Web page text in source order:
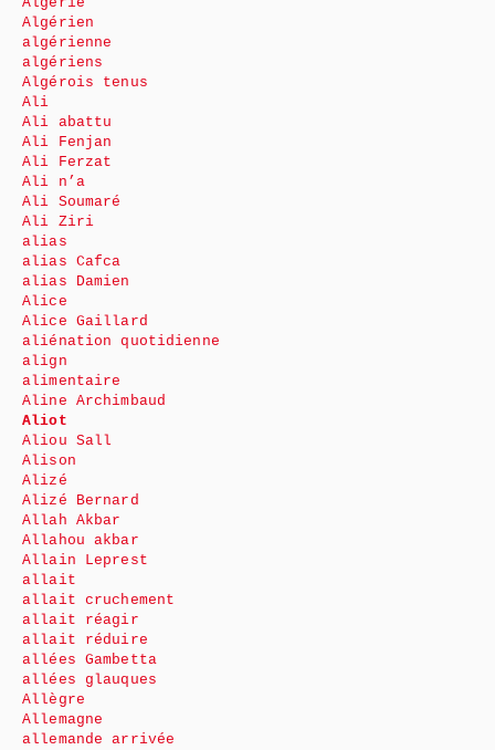
Algérien
algérienne
algériens
Algérois tenus
Ali
Ali abattu
Ali Fenjan
Ali Ferzat
Ali n’a
Ali Soumaré
Ali Ziri
alias
alias Cafca
alias Damien
Alice
Alice Gaillard
aliénation quotidienne
align
alimentaire
Aline Archimbaud
Aliot
Aliou Sall
Alison
Alizé
Alizé Bernard
Allah Akbar
Allahou akbar
Allain Leprest
allait
allait cruchement
allait réagir
allait réduire
allées Gambetta
allées glauques
Allègre
Allemagne
allemande arrivée